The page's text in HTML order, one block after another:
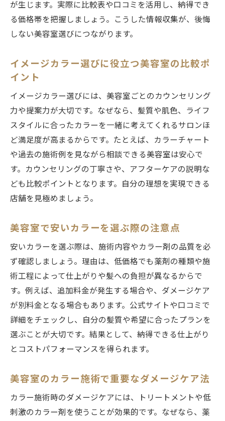
美容室のカウンセリングで理想色を伝える
方法
最新トレンドを押さえたヘアカラー体験談
例
練馬区の美容室で人気のカラーサービス紹
介
カラーが得意な美容室の技術力と仕上がり
比較
口コミで話題の美容室ヘアカラー体験レポ
ート
美容室選びで失敗しないポイントを共有
美容室選びで重視すべきカウンセリング力
美容室の料金プランと施術内容をチェック
美容室で失敗しないための予約ポイント
口コミや評判で選ぶ美容室のメリット
自分に合う美容室を見極める具体的な方法
カラー料金やケア方法を徹底的に知るには
お得なプランがある美容室の探し方
美容室で安心できるケアメニューの内容紹
介
が生じます。実際に比較表や口コミを活用し、納得でき
る価格帯を把握しましょう。こうした情報収集が、後悔
しない美容室選びにつながります。
イメージカラー選びに役立つ美容室の比較ポ
イント
イメージカラー選びには、美容室ごとのカウンセリング
力や提案力が大切です。なぜなら、髪質や肌色、ライフ
スタイルに合ったカラーを一緒に考えてくれるサロンほ
ど満足度が高まるからです。たとえば、カラーチャート
や過去の施術例を見ながら相談できる美容室は安心で
す。カウンセリングの丁寧さや、アフターケアの説明な
ども比較ポイントとなります。自分の理想を実現できる
店舗を見極めましょう。
美容室で安いカラーを選ぶ際の注意点
安いカラーを選ぶ際は、施術内容やカラー剤の品質を必
ず確認しましょう。理由は、低価格でも薬剤の種類や施
術工程によって仕上がりや髪への負担が異なるからで
す。例えば、追加料金が発生する場合や、ダメージケア
が別料金となる場合もあります。公式サイトや口コミで
詳細をチェックし、自分の髪質や希望に合ったプランを
選ぶことが大切です。結果として、納得できる仕上がり
とコストパフォーマンスを得られます。
美容室のカラー施術で重要なダメージケア法
カラー施術時のダメージケアには、トリートメントや低
刺激のカラー剤を使うことが効果的です。なぜなら、薬